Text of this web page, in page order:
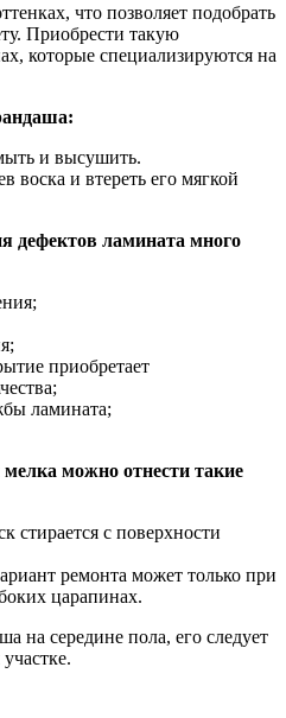
что позволяет подобрать
Приобрести такую
которые специализируются на
и высушить.
воска и втереть его мягкой
дефектов ламината много
приобретает
ламината;
можно отнести такие
стирается с поверхности
ремонта может только при
царапинах.
на середине пола, его следует